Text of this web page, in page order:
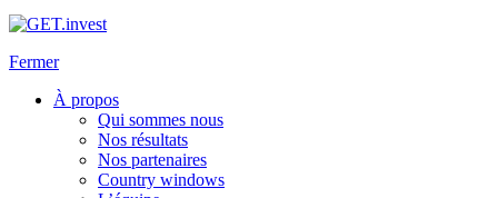
Fermer
À propos
Qui sommes nous
Nos résultats
Nos partenaires
Country windows